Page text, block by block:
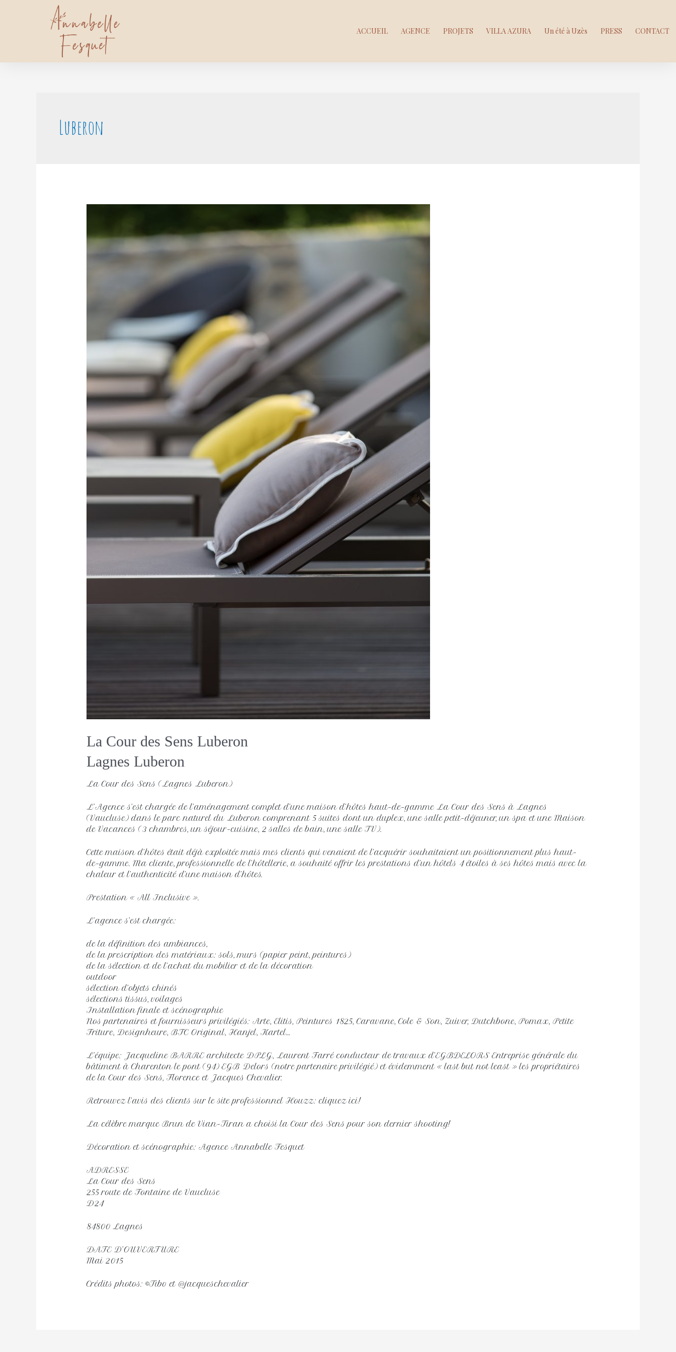
ACCUEIL AGENCE PROJETS VILLA AZURA Un été à Uzès PRESS CONTACT
Luberon
La Cour des Sens Luberon
Lagnes Luberon
La Cour des Sens (Lagnes Luberon)
L’Agence s’est chargée de l’aménagement complet d’une maison d’hôtes haut-de-gamme La Cour des Sens à Lagnes
(Vaucluse) dans le parc naturel du Luberon comprenant 5 suites dont un duplex, une salle petit-déjeuner, un spa et une Maison
de Vacances (3 chambres, un séjour-cuisine, 2 salles de bain, une salle TV).
Cette maison d’hôtes était déjà exploitée mais mes clients qui venaient de l’acquérir souhaitaient un positionnement plus haut-
de-gamme. Ma cliente, professionnelle de l’hôtellerie, a souhaité offrir les prestations d’un hôtels 4 étoiles à ses hôtes mais avec la
chaleur et l’authenticité d’une maison d’hôtes.
Prestation « All Inclusive ».
L’agence s’est chargée:
de la définition des ambiances,
de la prescription des matériaux: sols, murs (papier peint, peintures)
de la sélection et de l’achat du mobilier et de la décoration
outdoor
sélection d’objets chinés
sélections tissus, voilages
Installation finale et scénographie
Nos partenaires et fournisseurs privilégiés: Arte, Elitis, Peintures 1825, Caravane, Cole & Son, Zuiver, Dutchbone, Pomax, Petite
Friture, Designheure, BTC Original, Hanjel, Kartel…
L’équipe: Jacqueline BARRE architecte DPLG, Laurent Farré conducteur de travaux d’EGBDELORS Entreprise générale du
bâtiment à Charenton le pont (94) EGB Delors (notre partenaire privilégié) et évidemment « last but not least » les propriétaires
de la Cour des Sens, Florence et Jacques Chevalier.
Retrouvez l’avis des clients sur le site professionnel Houzz: cliquez ici!
La célèbre marque Brun de Vian-Tiran a choisi la Cour des Sens pour son dernier shooting!
Décoration et scénographie: Agence Annabelle Fesquet
ADRESSE
La Cour des Sens
255 route de Fontaine de Vaucluse
D24
84800 Lagnes
DATE D’OUVERTURE
Mai 2015
Crédits photos: ©Tibo et @jacqueschevalier